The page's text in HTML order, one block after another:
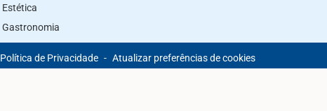
Estética
Gastronomia
Política de Privacidade - Atualizar preferências de cookies